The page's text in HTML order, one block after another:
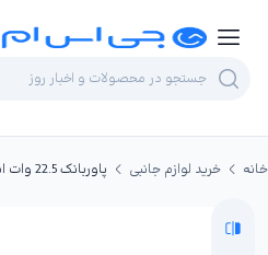
خانه خرید لوازم جانبی